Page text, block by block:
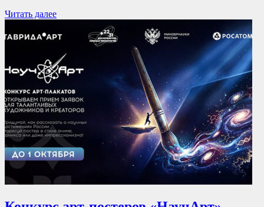
Читать далее